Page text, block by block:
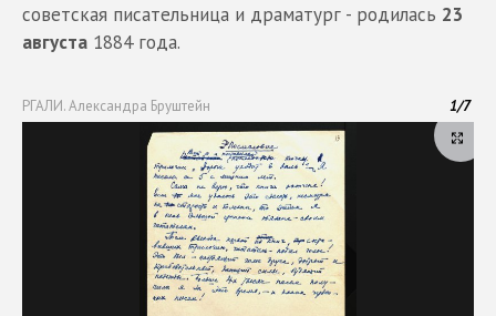
советская писательница и драматург - родилась 23
августа 1884 года.
РГАЛИ. Александра Бруштейн 1/7